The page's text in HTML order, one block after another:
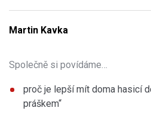
Martin Kavka
Společně si povídáme…
proč je lepší mít doma hasicí
práškem“